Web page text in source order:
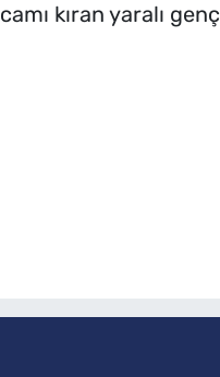
kıran yaralı genç